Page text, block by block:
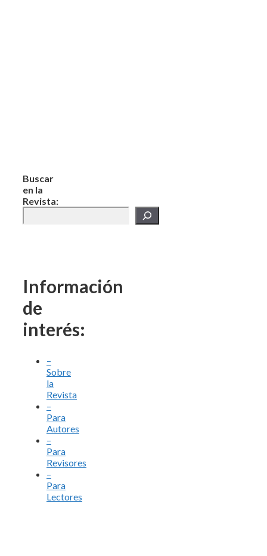
Buscar
en la
Revista:
Información
de
interés:
–
Sobre
la
Revista
–
Para
Autores
–
Para
Revisores
–
Para
Lectores